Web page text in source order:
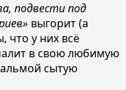
подвести под
выгорит (а
что у них всё
в свою любимую
сытую